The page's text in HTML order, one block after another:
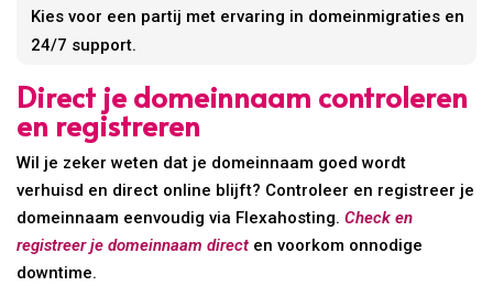
Kies voor een partij met ervaring in domeinmigraties en
24/7 support.
Direct je domeinnaam controleren
en registreren
Wil je zeker weten dat je domeinnaam goed wordt
verhuisd en direct online blijft? Controleer en registreer je
domeinnaam eenvoudig via Flexahosting.Check en
registreer je domeinnaam direct en voorkom onnodige
downtime.